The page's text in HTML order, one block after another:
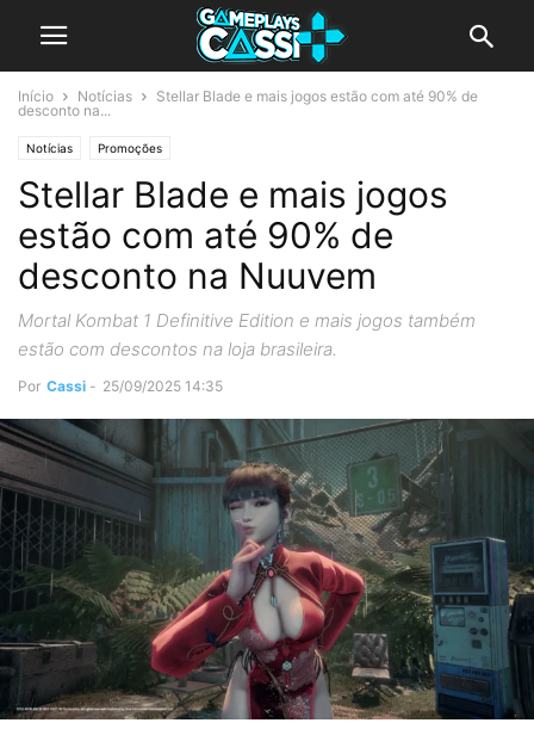
Início Notícias
Stellar Blade e mais jogos estão com até 90% de
desconto na...
Notícias Promoções
Stellar Blade e mais jogos
estão com até 90% de
desconto na Nuuvem
Mortal Kombat 1 Definitive Edition e mais jogos também
estão com descontos na loja brasileira.
Por Cassi - 25/09/2025 14:35